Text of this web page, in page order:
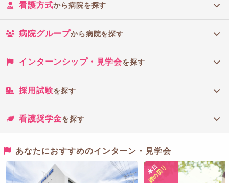
看護方式から病院を探す
病院グループから病院を探す
インターンシップ・見学会を探す
採用試験を探す
看護奨学金を探す
あなたにおすすめのインターン・見学会
本日
締め切り